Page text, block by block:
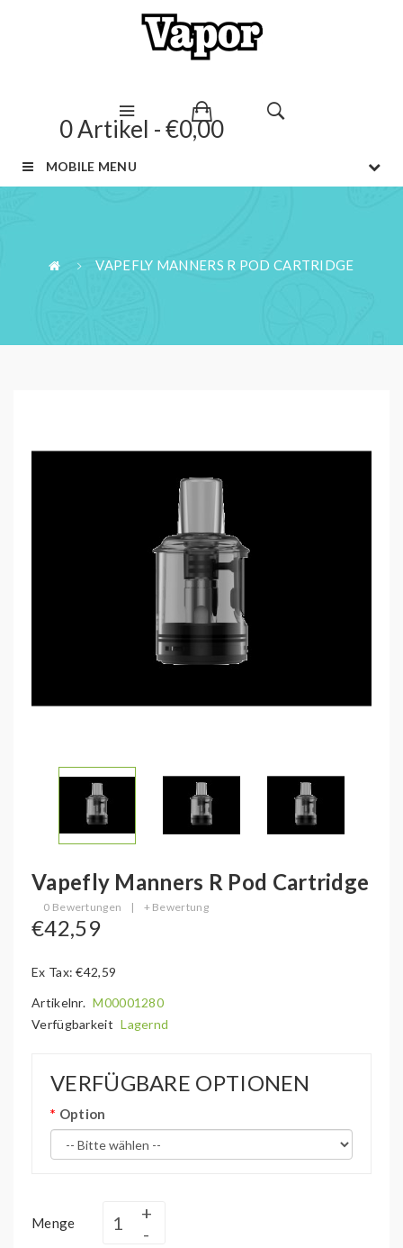
0 Artikel - €0,00
MOBILE MENU
VAPEFLY MANNERS R POD CARTRIDGE
Vapefly Manners R Pod Cartridge
0 Bewertungen | + Bewertung
€42,59
Ex Tax: €42,59
Artikelnr. M00001280
Verfügbarkeit Lagernd
VERFÜGBARE OPTIONEN
Option
Menge